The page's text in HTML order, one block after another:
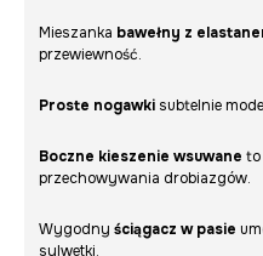
Mieszanka bawełny z
przewiewność.
Proste nogawki subtelnie
Boczne kieszenie wsuwane to
przechowywania drobiazgów.
Wygodny ściągacz w pasie
sylwetki.